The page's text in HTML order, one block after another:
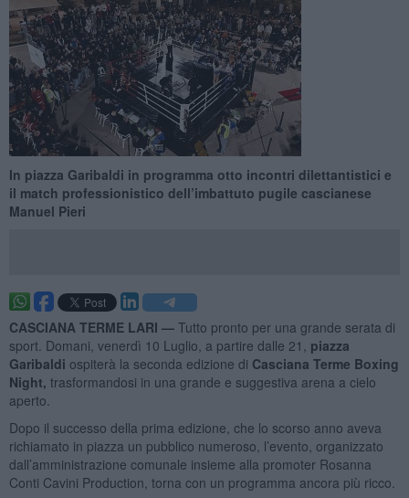
In piazza Garibaldi in programma otto incontri dilettantistici e
il match professionistico dell’imbattuto pugile cascianese
Manuel Pieri
CASCIANA TERME LARI — Tutto pronto per una grande serata di
sport. Domani, venerdì 10 Luglio, a partire dalle 21, piazza
Garibaldi ospiterà la seconda edizione di Casciana Terme Boxing
Night, trasformandosi in una grande e suggestiva arena a cielo
aperto.
Dopo il successo della prima edizione, che lo scorso anno aveva
richiamato in piazza un pubblico numeroso, l’evento, organizzato
dall’amministrazione comunale insieme alla promoter Rosanna
Conti Cavini Production, torna con un programma ancora più ricco.